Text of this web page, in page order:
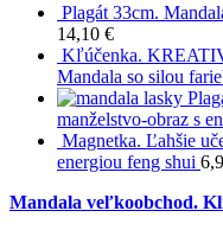
Plagát 33cm.
14,10 €
Kľúčenka.
Mandala so silou
manželstvo-obraz s
Magnetka. Ľahšie
energiou feng shui
Mandala veľkoobchod.